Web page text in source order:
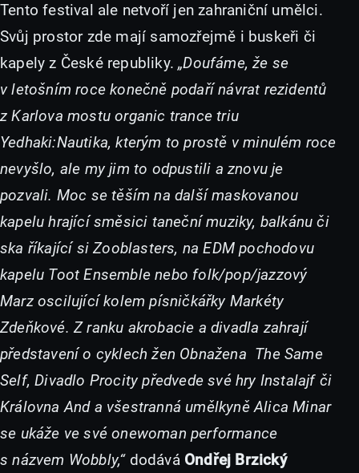
Tento festival ale netvoří jen zahraniční umělci.
Svůj prostor zde mají samozřejmě i buskeři či
kapely z České republiky.„Doufáme, že se
v letošním roce konečně podaří návrat rezidentů
z Karlova mostu organic trance triu
Yedhaki:Nautika, kterým to prostě v minulém roce
nevyšlo, ale my jim to odpustili a znovu je
pozvali. Moc se těším na další maskovanou
kapelu hrající směsici taneční muziky, balkánu či
ska říkající si Zooblasters, na EDM pochodovu
kapelu Toot Ensemble nebo folk/pop/jazzový
Marz oscilující kolem písničkářky Markéty
Zdeňkové. Z ranku akrobacie a divadla zahrají
představení o cyklech žen Obnažena The Same
Self, Divadlo Procity předvede své hry Instalajf či
Královna And a všestranná umělkyně Alica Minar
se ukáže ve své onewoman performance
s názvem Wobbly,“dodává Ondřej Brzický